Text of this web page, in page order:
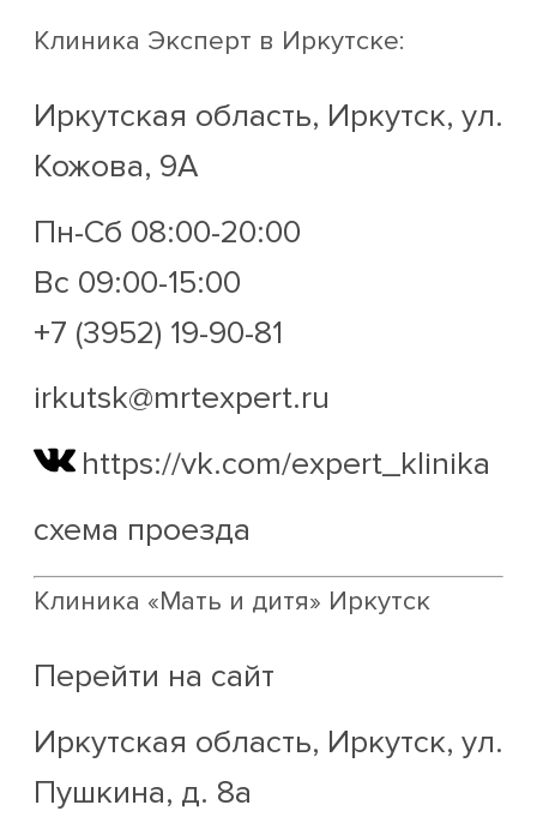
Клиника Эксперт в Иркутске:
Иркутская область, Иркутск, ул.
Кожова, 9А
Пн-Сб 08:00-20:00
Вс 09:00-15:00
+7 (3952) 19-90-81
irkutsk@mrtexpert.ru
https://vk.com/expert_klinika
схема проезда
Клиника «Мать и дитя» Иркутск
Перейти на сайт
Иркутская область, Иркутск, ул.
Пушкина, д. 8а